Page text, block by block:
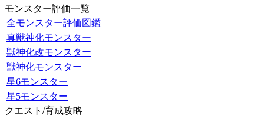
モンスター評価一覧
全モンスター評価図鑑
真獣神化モンスター
獣神化改モンスター
獣神化モンスター
星6モンスター
星5モンスター
クエスト/育成攻略